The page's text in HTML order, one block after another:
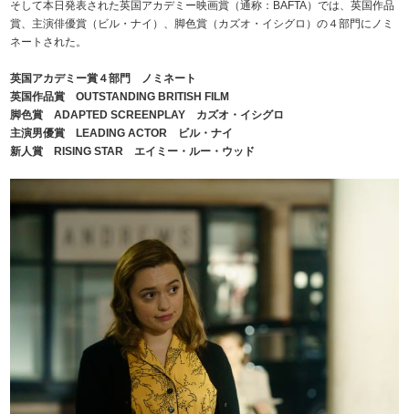
そして本日発表された英国アカデミー映画賞（通称：BAFTA）では、英国作品
賞、主演俳優賞（ビル・ナイ）、脚色賞（カズオ・イシグロ）の４部門にノミ
ネートされた。
英国アカデミー賞４部門 ノミネート
英国作品賞 OUTSTANDING BRITISH FILM
脚色賞 ADAPTED SCREENPLAY カズオ・イシグロ
主演男優賞 LEADING ACTOR ビル・ナイ
新人賞 RISING STAR エイミー・ルー・ウッド